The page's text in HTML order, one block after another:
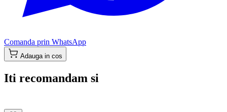
Comanda prin WhatsApp
Adauga in cos
Iti recomandam si